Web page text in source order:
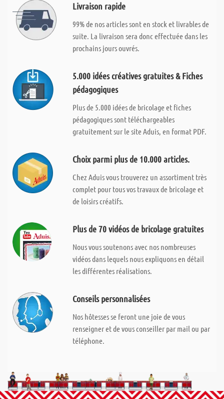
Livraison rapide
99% de nos articles sont en stock et livrables de
suite. La livraison sera donc effectuée dans les
prochains jours ouvrés.
5.000 idées créatives gratuites & Fiches
pédagogiques
Plus de 5.000 idées de bricolage et fiches
pédagogiques sont téléchargeables
gratuitement sur le site Aduis, en format PDF.
Choix parmi plus de 10.000 articles.
Chez Aduis vous trouverez un assortiment très
complet pour tous vos travaux de bricolage et
de loisirs créatifs.
Plus de 70 vidéos de bricolage gratuites
Nous vous soutenons avec nos nombreuses
vidéos dans lequels nous expliquons en détail
les différentes réalisations.
Conseils personnalisées
Nos hôtesses se feront une joie de vous
renseigner et de vous conseiller par mail ou par
téléphone.